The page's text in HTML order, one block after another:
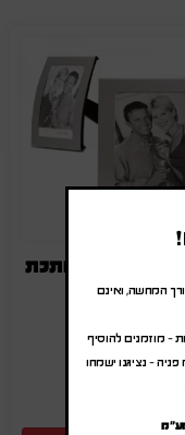
לתמונה ממתכת
₪21.60
-
18.00
SA-702
המחשה, ואינם
מוזמנים להוסיף
– נציגנו ישמחו